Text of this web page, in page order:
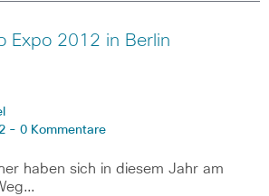
Expo 2012 in Berlin
- 0 Kommentare
haben sich in diesem Jahr am